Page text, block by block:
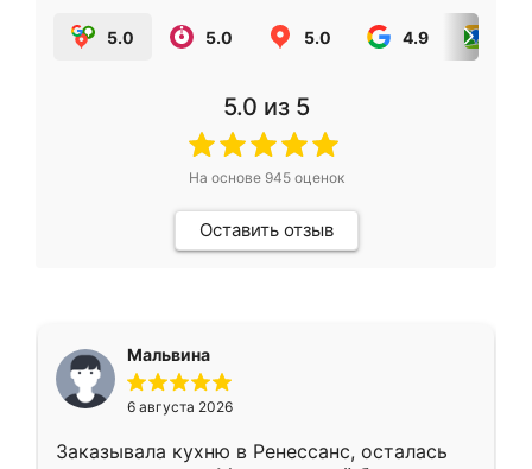
5.0 5.0 5.0 4.9
5.0 из 5
На основе 945оценок
Оставить отзыв
Мальвина
6 августа 2026
Заказывала кухню в Ренессанс, осталась